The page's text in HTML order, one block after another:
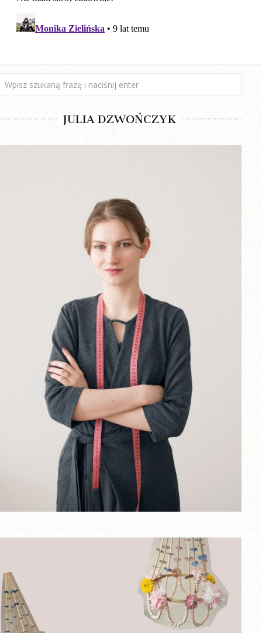
JULIA DZWOŃCZYK